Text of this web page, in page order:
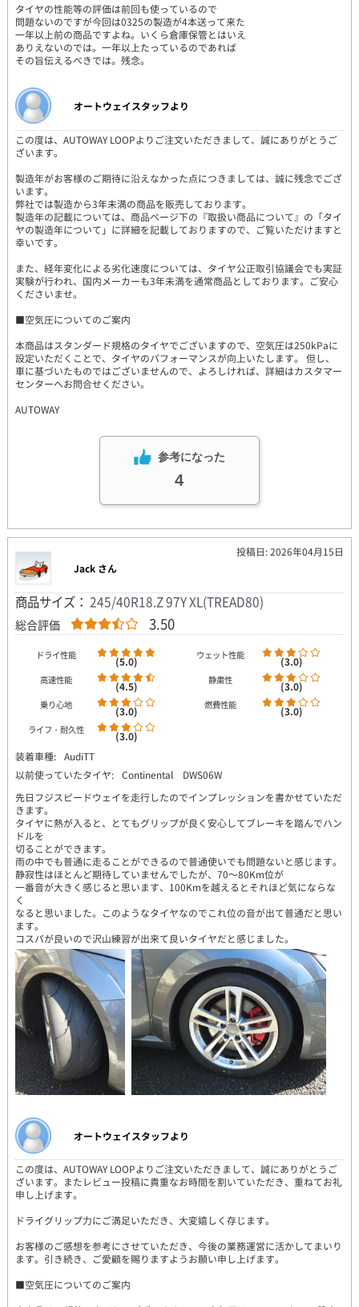
タイヤの性能等の評価は前回も使っているので
問題ないのですが今回は0325の製造が4本送って来た
一年以上前の商品ですよね。いくら倉庫保管とはいえ
ありえないのでは。一年以上たっているのであれば
その旨伝えるべきでは。残念。
オートウェイスタッフより
この度は、AUTOWAY LOOPよりご注文いただきまして、誠にありがとうご
ざいます。
製造年がお客様のご期待に沿えなかった点につきましては、誠に残念でござ
います。
弊社では製造から3年未満の商品を販売しております。
製造年の記載については、商品ページ下の『取扱い商品について』の「タイ
ヤの製造年について」に詳細を記載しておりますので、ご覧いただけますと
幸いです。
また、経年変化による劣化速度については、タイヤ公正取引協議会でも実証
実験が行われ、国内メーカーも3年未満を通常商品としております。ご安心
くださいませ。
■空気圧についてのご案内
本商品はスタンダード規格のタイヤでございますので、空気圧は250kPaに
設定いただくことで、タイヤのパフォーマンスが向上いたします。 但し、
車に基づいたものではございませんので、よろしければ、詳細はカスタマー
センターへお問合せください。
AUTOWAY
参考になった
4
投稿日: 2026年04月15日
Jack さん
商品サイズ： 245/40R18.Z 97Y XL(TREAD80)
総合評価 3.50
ドライ性能 (5.0) ウェット性能 (3.0)
高速性能 (4.5) 静粛性 (3.0)
乗り心地 (3.0) 燃費性能 (3.0)
ライフ・耐久性
(3.0)
装着車種: AudiTT
以前使っていたタイヤ: Continental DWS06W
先日フジスピードウェイを走行したのでインプレッションを書かせていただ
きます。
タイヤに熱が入ると、とてもグリップが良く安心してブレーキを踏んでハン
ドルを
切ることができます。
雨の中でも普通に走ることができるので普通使いでも問題ないと感じます。
静寂性はほとんど期待していませんでしたが、70～80Km位が
一番音が大きく感じると思います、100Kmを越えるとそれほど気にならな
く
なると思いました。このようなタイヤなのでこれ位の音が出て普通だと思い
ます。
コスパが良いので沢山練習が出来て良いタイヤだと感じました。
オートウェイスタッフより
この度は、AUTOWAY LOOPよりご注文いただきまして、誠にありがとうご
ざいます。またレビュー投稿に貴重なお時間を割いていただき、重ねてお礼
申し上げます。
ドライグリップ力にご満足いただき、大変嬉しく存じます。
お客様のご感想を参考にさせていただき、今後の業務運営に活かしてまいり
ます。引き続き、ご愛顧を賜りますようお願い申し上げます。
■空気圧についてのご案内